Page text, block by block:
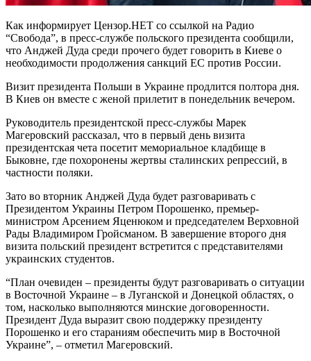
Как информирует Цензор.НЕТ со ссылкой на Радио
“Свобода”, в пресс-службе польского президента сообщили,
что Анджей Дуда среди прочего будет говорить в Киеве о
необходимости продолжения санкций ЕС против России.
Визит президента Польши в Украине продлится полтора дня.
В Киев он вместе с женой прилетит в понедельник вечером.
Руководитель президентской пресс-службы Марек
Магеровский рассказал, что в первый день визита
президентская чета посетит мемориальное кладбище в
Быковне, где похоронены жертвы сталинских репрессий, в
частности поляки.
Зато во вторник Анджей Дуда будет разговаривать с
Президентом Украины Петром Порошенко, премьер-
министром Арсением Яценюком и председателем Верховной
Рады Владимиром Гройсманом. В завершение второго дня
визита польский президент встретится с представителями
украинских студентов.
“План очевиден – президенты будут разговаривать о ситуации
в Восточной Украине – в Луганской и Донецкой областях, о
том, насколько выполняются минские договоренности.
Президент Дуда выразит свою поддержку президенту
Порошенко и его стараниям обеспечить мир в Восточной
Украине”, – отметил Магеровский.